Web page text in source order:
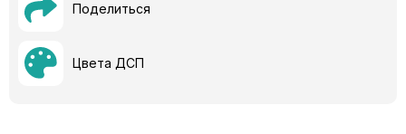
Поделиться
Цвета ДСП